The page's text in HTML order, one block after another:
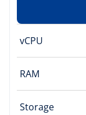
vCPU
RAM
Storage